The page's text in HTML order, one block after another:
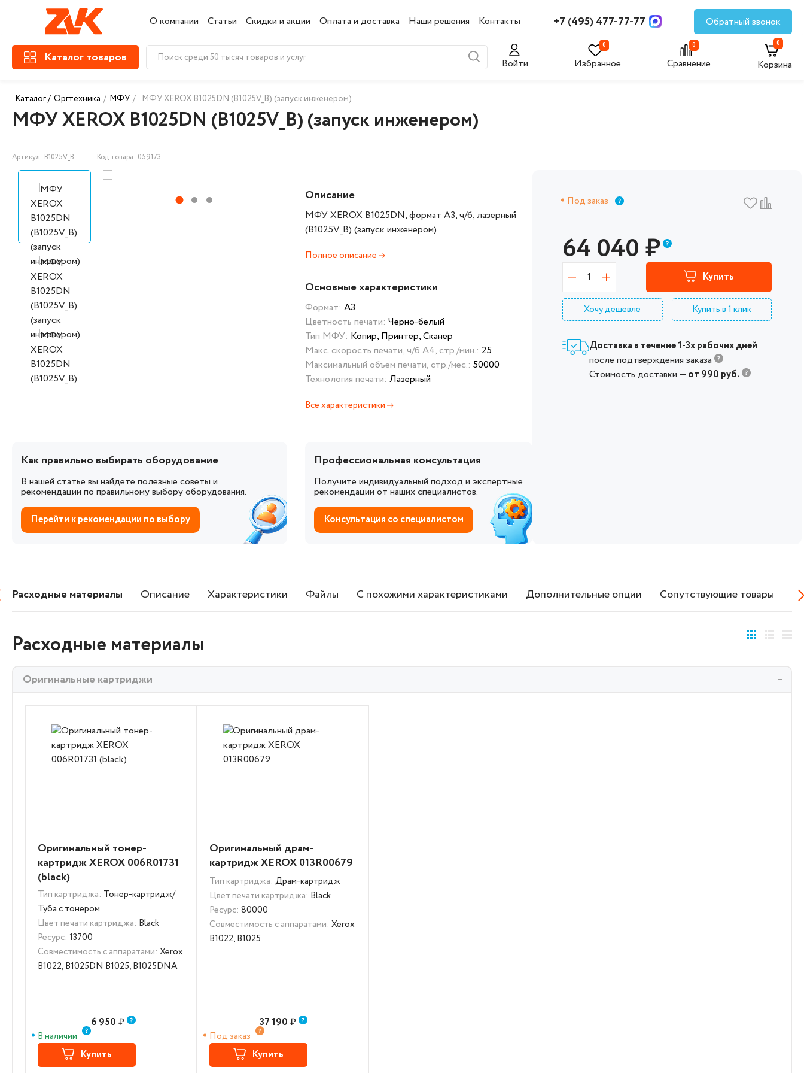
О компании Статьи Скидки и акции Оплата и доставка Наши решения Контакты +7 (495) 477-77-77 Обратный звонок
Каталог товаров Войти
0
Избранное
0
Сравнение
0
Корзина
Каталог / Оргтехника / МФУ / МФУ XEROX B1025DN (B1025V_B) (запуск инженером)
МФУ XEROX B1025DN (B1025V_B) (запуск инженером)
Артикул: B1025V_B Код товара: 059173
Описание
МФУ XEROX B1025DN, формат А3, ч/б, лазерный
(B1025V_B) (запуск инженером)
Полное описание
Основные характеристики
Формат: А3
Цветность печати: Черно-белый
Тип МФУ: Копир, Принтер, Сканер
Макс. скорость печати, ч/б А4, стр./мин.: 25
Максимальный объем печати, стр./мес.: 50000
Технология печати: Лазерный
Все характеристики
Профессиональная консультация
Получите индивидуальный подход и экспертные
рекомендации от наших специалистов.
Консультация со специалистом
Как правильно выбирать оборудование
В нашей статье вы найдете полезные советы и
рекомендации по правильному выбору оборудования.
Перейти к рекомендации по выбору
Под заказ
64 040₽
1 Купить
Хочу дешевле Купить в 1 клик
Доставка в течение 1-3х рабочих дней
после подтверждения заказа
Стоимость доставки — от 990 руб.
Расходные материалы Описание Характеристики Файлы С похожими характеристиками Дополнительные опции Сопутствующие товары
Расходные материалы
Оригинальные картриджи
Оригинальный тонер-
картридж XEROX 006R01731
(black)
Тип картриджа: Тонер-картридж/
Туба с тонером
Цвет печати картриджа: Black
Ресурс: 13700
Совместимость с аппаратами: Xerox
B1022, B1025DN B1025, B1025DNA
6 950 ₽
В наличии
Купить
Оригинальный драм-
картридж XEROX 013R00679
Тип картриджа: Драм-картридж
Цвет печати картриджа: Black
Ресурс: 80000
Совместимость с аппаратами: Xerox
B1022, B1025
37 190 ₽
Под заказ
Купить